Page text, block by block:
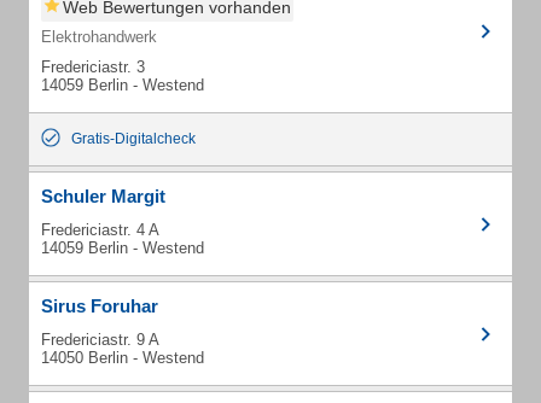
Web Bewertungen vorhanden
Elektrohandwerk
Fredericiastr. 3
14059 Berlin - Westend
Gratis-Digitalcheck
Schuler Margit
Fredericiastr. 4 A
14059 Berlin - Westend
Sirus Foruhar
Fredericiastr. 9 A
14050 Berlin - Westend